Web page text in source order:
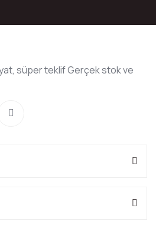
süper teklif Gerçek stok ve